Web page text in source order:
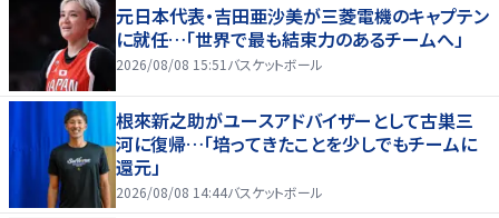
元日本代表・吉田亜沙美が三菱電機のキャプテン
に就任…「世界で最も結束力のあるチームへ」
2026/08/08 15:51 バスケットボール
根來新之助がユースアドバイザーとして古巣三
河に復帰…「培ってきたことを少しでもチームに
還元」
2026/08/08 14:44バスケットボール